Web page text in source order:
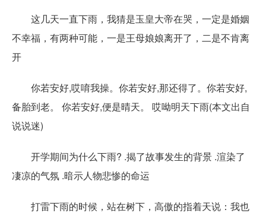
这几天一直下雨，我猜是玉皇大帝在哭，一定是婚姻
不幸福，有两种可能，一是王母娘娘离开了，二是不肯离
开
你若安好,哎唷我操。你若安好,那还得了。你若安好,
备胎到老。 你若安好,便是晴天。 哎呦明天下雨(本文出自
说说迷)
开学期间为什么下雨? .揭了故事发生的背景 .渲染了
凄凉的气氛 .暗示人物悲惨的命运
打雷下雨的时候，站在树下，高傲的指着天说：我也